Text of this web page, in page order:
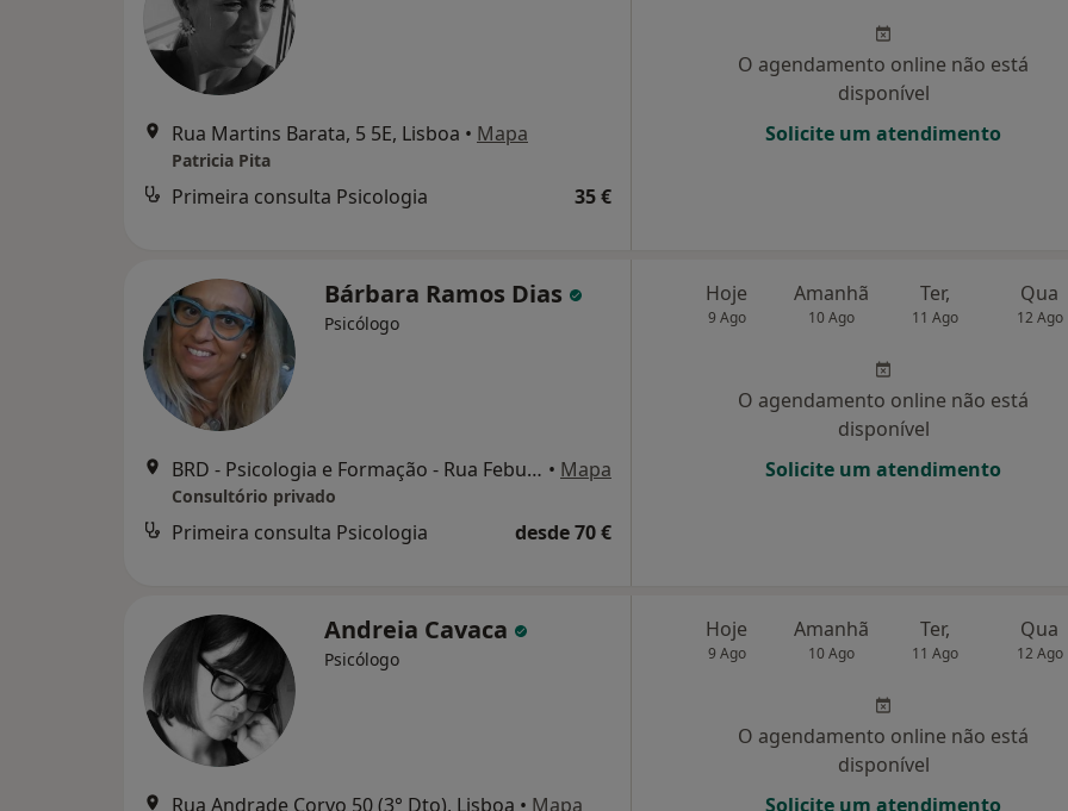
Rua Martins Barata, 5 5E, Lisboa • Mapa
Patricia Pita
Primeira consulta Psicologia 35 €
O agendamento online não está
disponível
Solicite um atendimento
Bárbara Ramos Dias
Psicólogo
BRD - Psicologia e Formação - Rua Febus Moniz, Nº 19 , Lisboa • Mapa
Consultório privado
Primeira consulta Psicologia desde 70 €
Hoje
9 Ago
Amanhã
10 Ago
Ter,
11 Ago
Qua
12 Ago
O agendamento online não está
disponível
Solicite um atendimento
Andreia Cavaca
Psicólogo
Rua Andrade Corvo 50 (3° Dto), Lisboa • Mapa
Hoje
9 Ago
Amanhã
10 Ago
Ter,
11 Ago
Qua
12 Ago
O agendamento online não está
disponível
Solicite um atendimento